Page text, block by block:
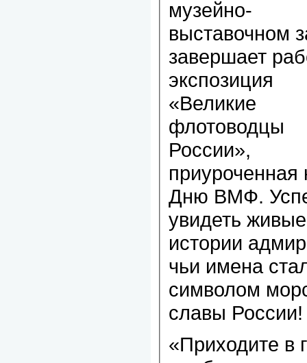
музейно-
выставочном
завершает
экспозиция
«Великие
флотоводцы
России»,
приуроченная
Дню ВМФ.
увидеть живые
истории
чьи имена
символом
славы России!
«Приходите в